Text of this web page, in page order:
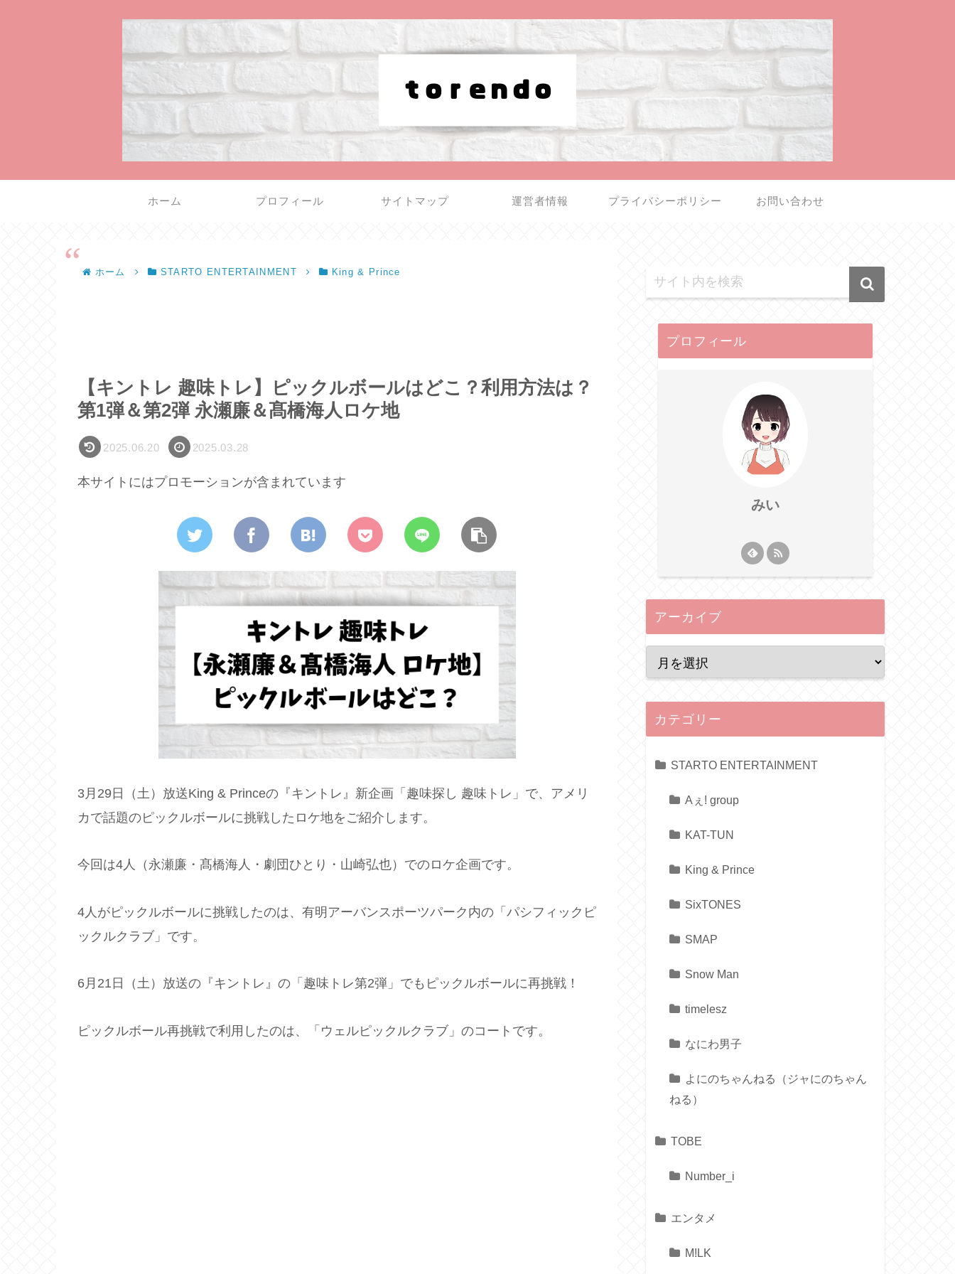
ホーム プロフィール サイトマップ 運営者情報 プライバシーポリシー お問い合わせ
ホーム STARTO ENTERTAINMENT King & Prince
【キントレ 趣味トレ】ピックルボールはどこ？利用方法は？
第1弾＆第2弾 永瀬廉＆髙橋海人ロケ地
2025.06.20 2025.03.28
本サイトにはプロモーションが含まれています
3月29日（土）放送King & Princeの『キントレ』新企画「趣味探し 趣味トレ」で、アメリ
カで話題のピックルボールに挑戦したロケ地をご紹介します。
今回は4人（永瀬廉・髙橋海人・劇団ひとり・ 山崎弘也）でのロケ企画です。
4人がピックルボールに挑戦したのは、有明アーバンスポーツパーク内の「パシフィックピ
ックルクラブ」です。
6月21日（土）放送の『キントレ』の「趣味トレ第2弾」でもピックルボールに再挑戦！
ピックルボール再挑戦で利用したのは、「ウェルピックルクラブ」のコートです。
プロフィール
みい
アーカイブ
カテゴリー
STARTO ENTERTAINMENT
Aぇ! group
KAT-TUN
King & Prince
SixTONES
SMAP
Snow Man
timelesz
なにわ男子
よにのちゃんねる（ジャにのちゃん
ねる）
TOBE
Number_i
エンタメ
M!LK